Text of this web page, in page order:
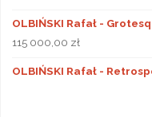
OLBIŃSKI Rafał -
115 000,00 zł
OLBIŃSKI Rafał -